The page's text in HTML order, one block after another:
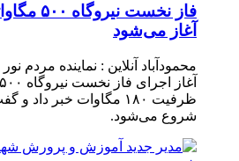
فاز نخست
آغاز می‌شود
محمودآباد آنلاین : نماینده مردم
ظرفیت ۱۸۰ مگاوات خبر
شروع می‌شود.